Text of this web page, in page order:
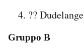
?? Dudelange
Gruppo B